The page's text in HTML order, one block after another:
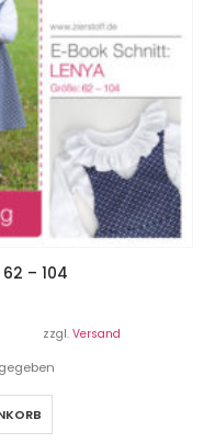
62 – 104
zzgl. Versand